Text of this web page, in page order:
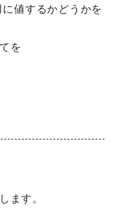
値するかどうかを
を
ます。